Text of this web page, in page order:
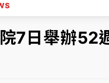
基金會想增加董事人數！
龍藏經》特展第2檔！今線
業處長涉圖利渡假村！東檢
7日舉辦52